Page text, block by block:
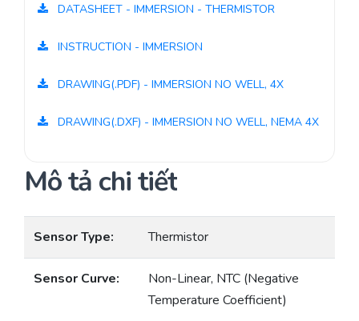
DATASHEET - IMMERSION - THERMISTOR
INSTRUCTION - IMMERSION
DRAWING(.PDF) - IMMERSION NO WELL, 4X
DRAWING(.DXF) - IMMERSION NO WELL, NEMA 4X
Mô tả chi tiết
Sensor Type: Thermistor
Sensor Curve:
Non-Linear, NTC (Negative
Temperature Coefficient)